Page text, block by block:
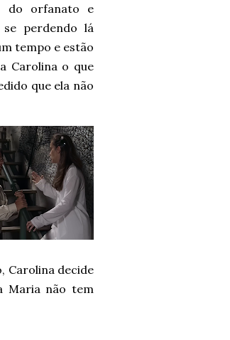
do orfanato e
perdendo lá
tempo e estão
Carolina o que
que ela não
Carolina decide
Maria não tem